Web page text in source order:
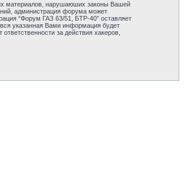
материалов, нарушаюших законы Вашей
администрация форума может
“Форум ГАЗ 63/51, БТР-40” оставляет
указанная Вами информация будет
за действия хакеров,